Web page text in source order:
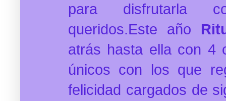
para disfrutarla
queridos.Este año
atrás hasta ella con 4
únicos con los que
felicidad cargados de